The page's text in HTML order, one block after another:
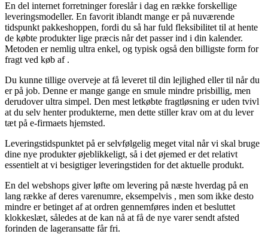
En del internet forretninger foreslår i dag en række forskellige
leveringsmodeller. En favorit iblandt mange er på nuværende
tidspunkt pakkeshoppen, fordi du så har fuld fleksibilitet til at hente
de købte produkter lige præcis når det passer ind i din kalender.
Metoden er nemlig ultra enkel, og typisk også den billigste form for
fragt ved køb af .
Du kunne tillige overveje at få leveret til din lejlighed eller til når du
er på job. Denne er mange gange en smule mindre prisbillig, men
derudover ultra simpel. Den mest letkøbte fragtløsning er uden tvivl
at du selv henter produkterne, men dette stiller krav om at du lever
tæt på e-firmaets hjemsted.
Leveringstidspunktet på er selvfølgelig meget vital når vi skal bruge
dine nye produkter øjeblikkeligt, så i det øjemed er det relativt
essentielt at vi besigtiger leveringstiden for det aktuelle produkt.
En del webshops giver løfte om levering på næste hverdag på en
lang række af deres varenumre, eksempelvis , men som ikke desto
mindre er betinget af at ordren gennemføres inden et besluttet
klokkeslæt, således at de kan nå at få de nye varer sendt afsted
forinden de lageransatte får fri.